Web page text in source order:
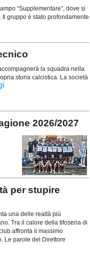
“Supplementare”, dove si
gruppo è stato profondamente
la squadra nella
storia calcistica. La società
2026/2027
per stupire
una delle realtà più
Tra il calore della tifoseria di
affronta il massimo
Le parole del Direttore